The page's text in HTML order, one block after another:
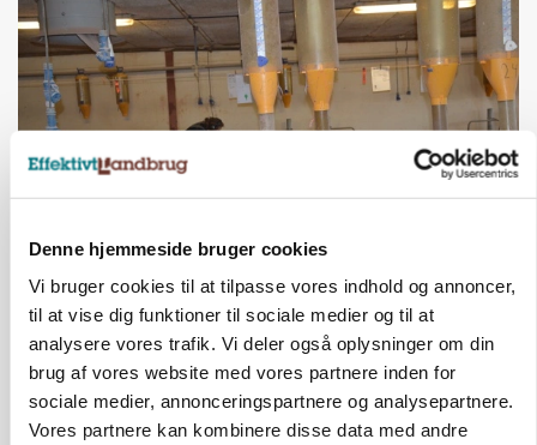
Denne hjemmeside bruger cookies
Vi bruger cookies til at tilpasse vores indhold og annoncer,
til at vise dig funktioner til sociale medier og til at
analysere vores trafik. Vi deler også oplysninger om din
brug af vores website med vores partnere inden for
sociale medier, annonceringspartnere og analysepartnere.
Vores partnere kan kombinere disse data med andre
Rådgiver om DB-Tjek: Små justeringer kan give
store besparelser